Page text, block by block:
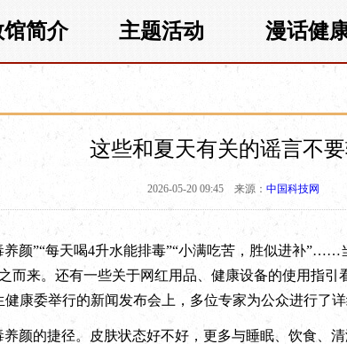
简介 主题活动 漫话健
这些和夏天有关的谣言不
2026-05-20 09:45 来源： 中国科技网
”“每天喝4升水能排毒”“小满吃苦，胜似进补”……
而来。还有一些关于网红用品、健康设备的使用指引
健康委举行的新闻发布会上，多位专家为公众进行了详
的捷径。皮肤状态好不好，更多与睡眠、饮食、清